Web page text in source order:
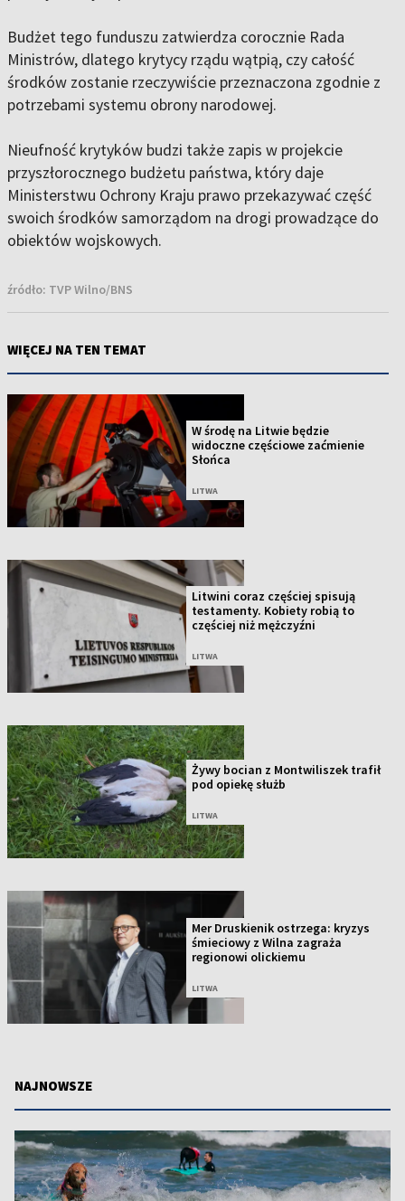
Budżet tego funduszu zatwierdza corocznie Rada
Ministrów, dlatego krytycy rządu wątpią, czy całość
środków zostanie rzeczywiście przeznaczona zgodnie z
potrzebami systemu obrony narodowej.
Nieufność krytyków budzi także zapis w projekcie
przyszłorocznego budżetu państwa, który daje
Ministerstwu Ochrony Kraju prawo przekazywać część
swoich środków samorządom na drogi prowadzące do
obiektów wojskowych.
źródło: TVP Wilno/BNS
WIĘCEJ NA TEN TEMAT
W środę na Litwie będzie
widoczne częściowe zaćmienie
Słońca
LITWA
Litwini coraz częściej spisują
testamenty. Kobiety robią to
częściej niż mężczyźni
LITWA
Żywy bocian z Montwiliszek trafił
pod opiekę służb
LITWA
Mer Druskienik ostrzega: kryzys
śmieciowy z Wilna zagraża
regionowi olickiemu
LITWA
NAJNOWSZE